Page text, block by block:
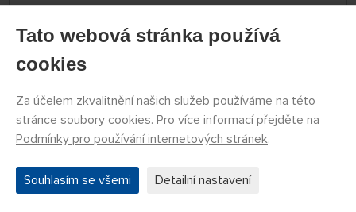
Leštící fólie 8000 (3 ks)
Tato webová stránka používá
cookies
Za účelem zkvalitnění našich služeb používáme na této
stránce soubory cookies. Pro více informací přejděte na
Podmínky pro používání internetových stránek.
Souhlasím se všemi Detailní nastavení